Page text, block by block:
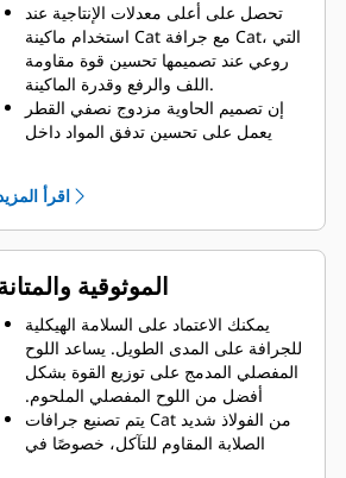
تحصل على أعلى معدلات الإنتاجية عند
استخدام ماكينة Cat مع جرافة Cat، التي
روعي عند تصميمها تحسين قوة مقاومة
اللف والرفع وقدرة الماكينة.
إن تصميم الحاوية مزدوج نصفي القطر
يعمل على تحسين تدفق المواد داخل
عدم سحب الجزء السفلي من الجرافة،
يزيد استهلاك الوقود إلى الحد الأقصى
أثناء الحفر. تم تصميم جرافات Cat بحيث
تخترق المواد بمنتهى السرعة لتحسين
تحميل كمية أكبر من المواد في أقل وقت
ممكن. يساعد شكل الجرافة والقضبان
الجانبية على الاحتفاظ بمعظم المواد في
الجرافة لكل حمولة.
اقرأ
الموثوقية
يمكنك الاعتماد على السلامة الهيكلية
للجرافة على المدى الطويل. ‏‫يساعد اللوح
المفصلي المدمج على توزيع القوة بشكل
أفضل من اللوح المفصلي الملحوم.
يتم تصنيع جرافات Cat من الفولاذ شديد
الصلابة المقاوم للتآكل، خصوصًا في